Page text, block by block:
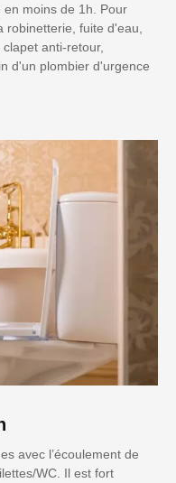
moins de 1h. Pour
fuite d'eau,
anti-retour,
d'un plombier d'urgence
avec l’écoulement de
WC. Il est fort